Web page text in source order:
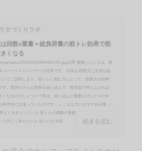
ダづくりラボ
回数×重量＝総負荷量の筋トレ効果で筋
くなる
uploads/2020/03/QITANOw150.jpg北野 優旗こんにちは、身
パーソナルトレーナーの北野です。今回は 筋肥大に大切な総
いてご説明します。筋トレに励む方にとって、筋肥大の効率
す。限界のさらに限界を追い込んで、根性論で持ち上げれば
くなるのでしょうか？実は、追い込んだ重量だけにとらわれ
科学的には違っていたのです。＼ こんな方におすすめ記事 ／
よく大きくしたい人 筋トレの回数や重量に不安に思う人 総負
て詳しく知りたい人 筋トレが大好...
続きを読む